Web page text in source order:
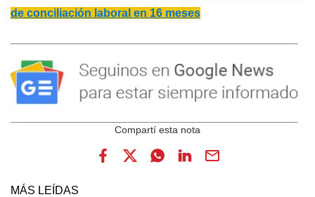
de conciliación laboral en 16 meses
MÁS LEÍDAS